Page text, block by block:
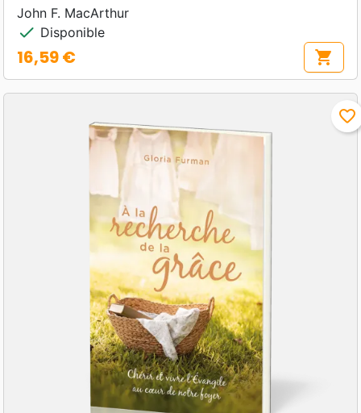
John F. MacArthur
check Disponible
Prix
16,59 € shopping_cart
favorite_border